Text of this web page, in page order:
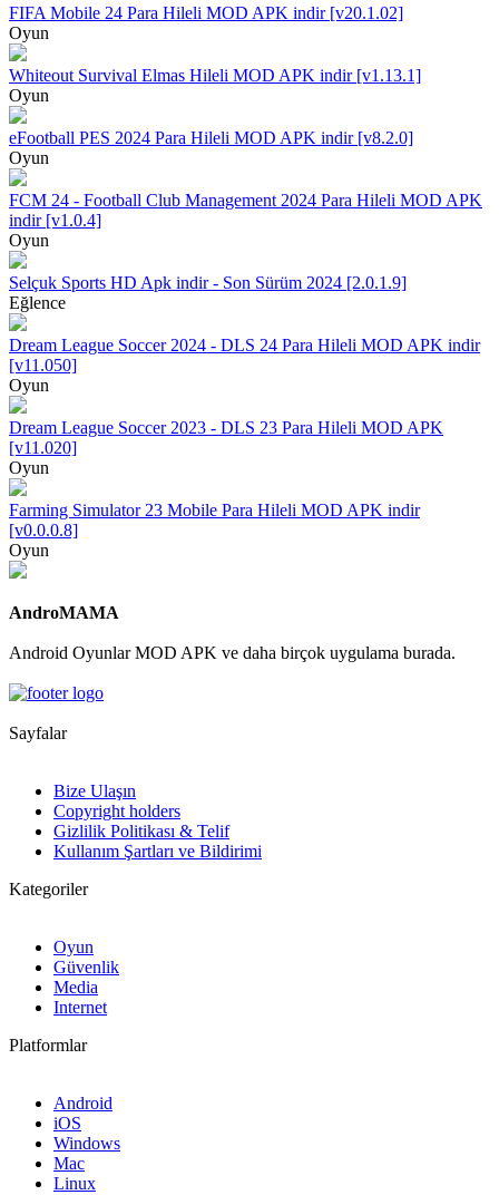
FIFA Mobile 24 Para Hileli MOD APK indir [v20.1.02]
Oyun
Whiteout Survival Elmas Hileli MOD APK indir [v1.13.1]
Oyun
eFootball PES 2024 Para Hileli MOD APK indir [v8.2.0]
Oyun
FCM 24 - Football Club Management 2024 Para Hileli MOD APK
indir [v1.0.4]
Oyun
Selçuk Sports HD Apk indir - Son Sürüm 2024 [2.0.1.9]
Eğlence
Dream League Soccer 2024 - DLS 24 Para Hileli MOD APK indir
[v11.050]
Oyun
Dream League Soccer 2023 - DLS 23 Para Hileli MOD APK
[v11.020]
Oyun
Farming Simulator 23 Mobile Para Hileli MOD APK indir
[v0.0.0.8]
Oyun
AndroMAMA
Android Oyunlar MOD APK ve daha birçok uygulama burada.
Sayfalar
Bize Ulaşın
Copyright holders
Gizlilik Politikası & Telif
Kullanım Şartları ve Bildirimi
Kategoriler
Oyun
Güvenlik
Media
Internet
Platformlar
Android
iOS
Windows
Mac
Linux